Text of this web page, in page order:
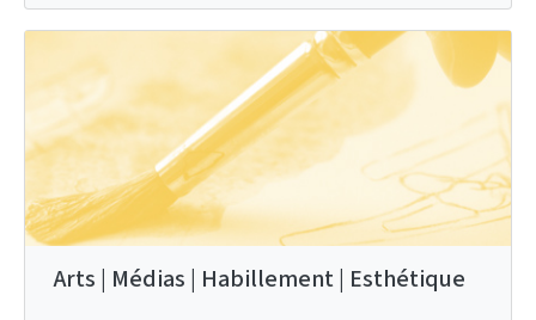
Arts | Médias | Habillement | Esthétique